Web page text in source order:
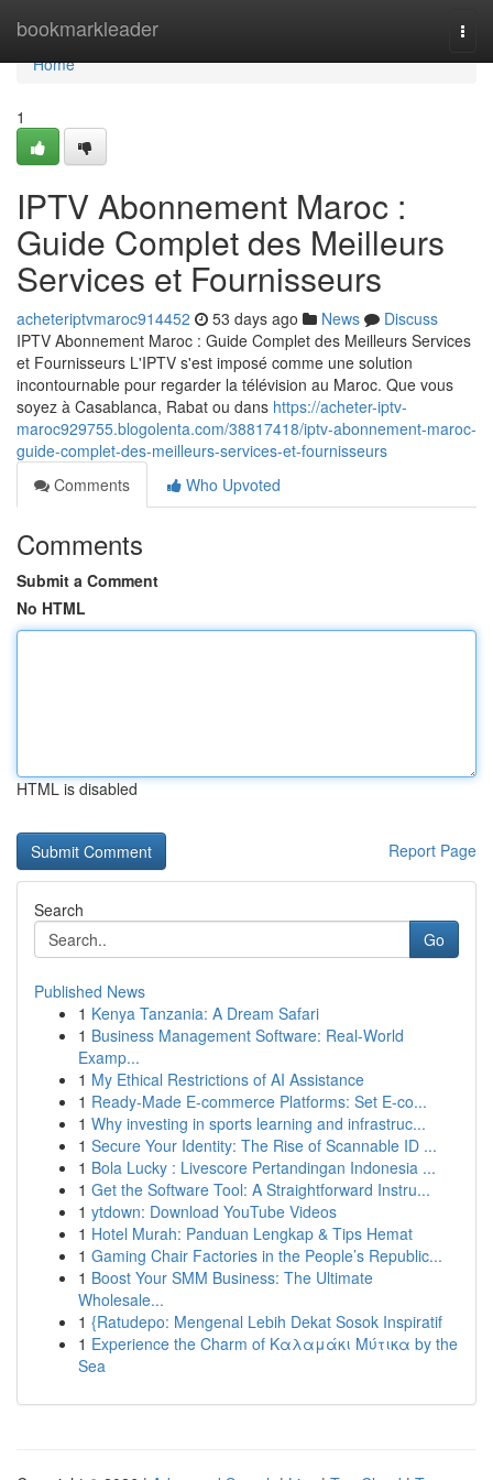
bookmarkleader
Home
Home
1
IPTV Abonnement Maroc :
Guide Complet des Meilleurs
Services et Fournisseurs
acheteriptvmaroc914452 53 days ago News
Discuss
IPTV Abonnement Maroc : Guide Complet des Meilleurs Services
et Fournisseurs L'IPTV s'est imposé comme une solution
incontournable pour regarder la télévision au Maroc. Que vous
soyez à Casablanca, Rabat ou dans https://acheter-iptv-
maroc929755.blogolenta.com/38817418/iptv-abonnement-maroc-
guide-complet-des-meilleurs-services-et-fournisseurs
Comments
Who Upvoted
Comments
Submit a Comment
No HTML
HTML is disabled
Report Page
Search
Go
Published News
1 Kenya Tanzania: A Dream Safari
1 Business Management Software: Real-World
Examp...
1 My Ethical Restrictions of AI Assistance
1 Ready-Made E-commerce Platforms: Set E-co...
1 Why investing in sports learning and infrastruc...
1 Secure Your Identity: The Rise of Scannable ID ...
1 Bola Lucky : Livescore Pertandingan Indonesia ...
1 Get the Software Tool: A Straightforward Instru...
1 ytdown: Download YouTube Videos
1 Hotel Murah: Panduan Lengkap & Tips Hemat
1 Gaming Chair Factories in the People’s Republic...
1 Boost Your SMM Business: The Ultimate
Wholesale...
1 {Ratudepo: Mengenal Lebih Dekat Sosok Inspiratif
1 Experience the Charm of Καλαμάκι Μύτικα by the
Sea